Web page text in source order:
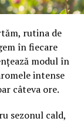
12 metri
de intrare a
al fiecărui
industrial 40 ft.
metri lungime
rutina de
în fiecare
modul în
intense
câteva ore.
sezonul cald,